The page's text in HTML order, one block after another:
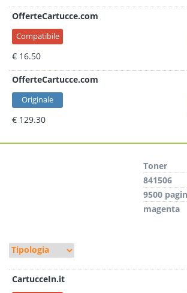
OfferteCartucce.com
Compatibile
€ 16.50
OfferteCartucce.com
Originale
€ 129.30
Toner
841506
9500
magenta
CartucceIn.it